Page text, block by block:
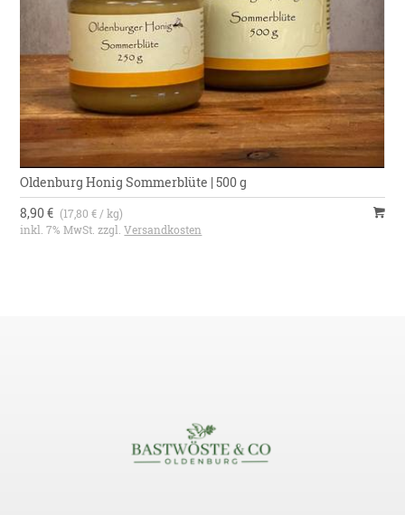
Oldenburg Honig Sommerblüte | 500 g
8,90 € (17,80 € / kg)
inkl. 7% MwSt. zzgl.Versandkosten